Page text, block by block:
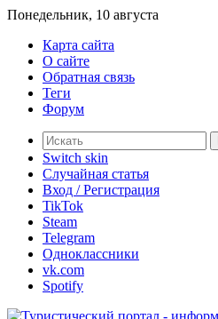
Понедельник, 10 августа
Карта сайта
О сайте
Обратная связь
Теги
Форум
Switch skin
Случайная статья
Вход / Регистрация
TikTok
Steam
Telegram
Одноклассники
vk.com
Spotify